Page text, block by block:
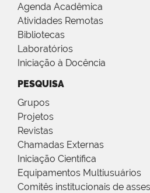
Agenda Acadêmica
Atividades Remotas
Bibliotecas
Laboratórios
Iniciação à Docência
PESQUISA
Grupos
Projetos
Revistas
Chamadas Externas
Iniciação Científica
Equipamentos Multiusuários
Comitês institucionais de